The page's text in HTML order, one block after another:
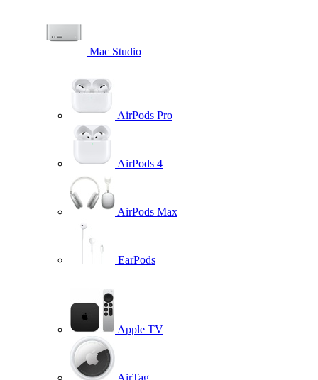
Mac Studio
AirPods Pro
AirPods 4
AirPods Max
EarPods
Apple TV